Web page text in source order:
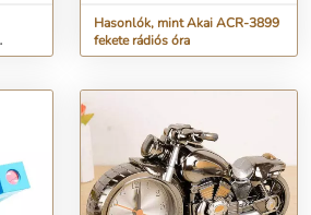
Hasonlók, mint Akai ACR-3899
fekete rádiós óra